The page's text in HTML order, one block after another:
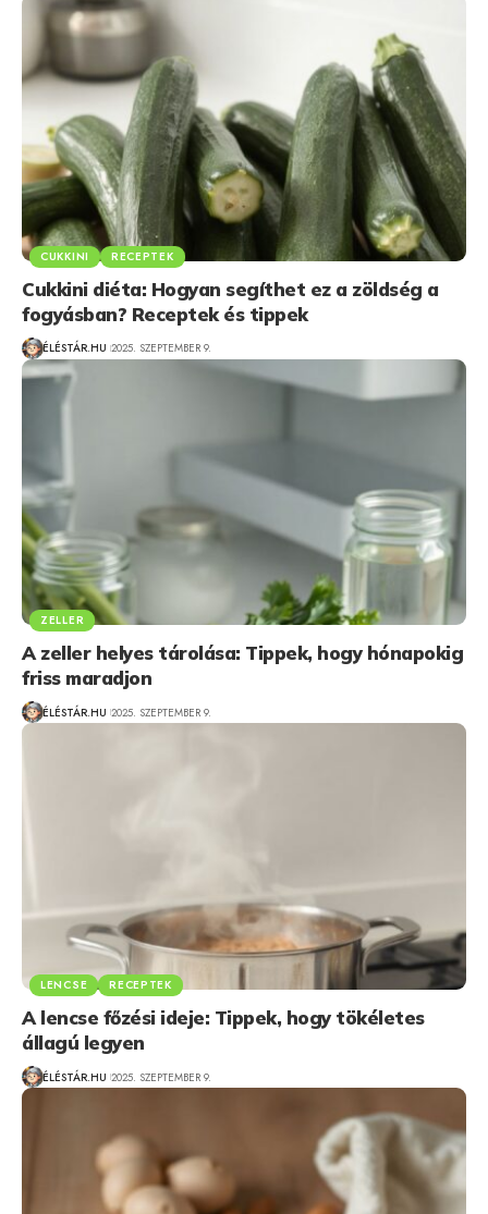
CUKKINI RECEPTEK
Cukkini diéta: Hogyan segíthet ez a zöldség a
fogyásban? Receptek és tippek
ÉLÉSTÁR.HU 2025. SZEPTEMBER 9.
ZELLER
A zeller helyes tárolása: Tippek, hogy hónapokig
friss maradjon
ÉLÉSTÁR.HU 2025. SZEPTEMBER 9.
LENCSE RECEPTEK
A lencse főzési ideje: Tippek, hogy tökéletes
állagú legyen
ÉLÉSTÁR.HU 2025. SZEPTEMBER 9.